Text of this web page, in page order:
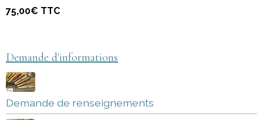
75,00€ TTC
Demande d'informations
Demande de renseignements